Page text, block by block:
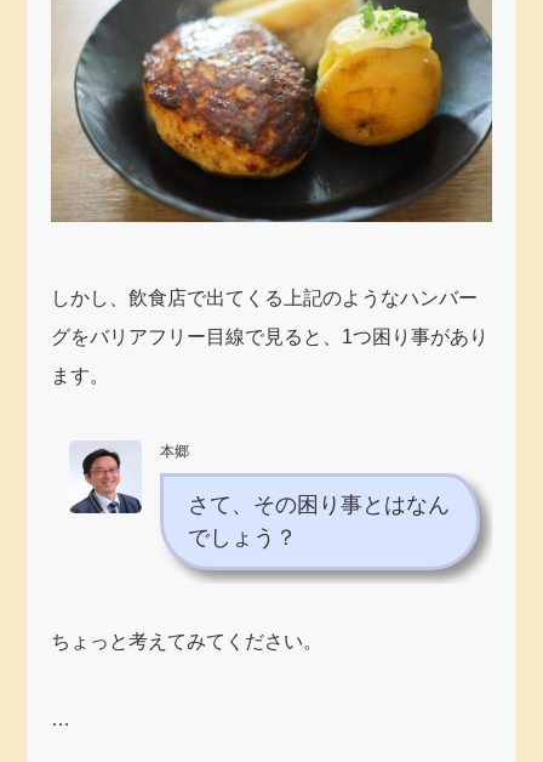
しかし、飲食店で出てくる上記のようなハンバー
グをバリアフリー目線で見ると、1つ困り事があり
ます。
本郷
さて、その困り事とはなん
でしょう？
ちょっと考えてみてください。
…